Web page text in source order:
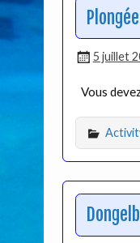
5 juillet
Vous